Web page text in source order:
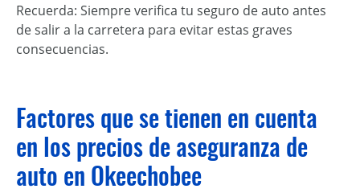
Recuerda: Siempre verifica tu seguro de auto antes
de salir a la carretera para evitar estas graves
consecuencias.
Factores que se tienen en cuenta
en los precios de aseguranza de
auto en Okeechobee